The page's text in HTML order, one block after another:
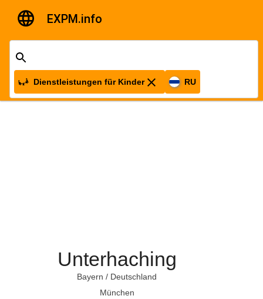
EXPM.info
Dienstleistungen für Kinder RU
Unterhaching
Bayern / Deutschland
München